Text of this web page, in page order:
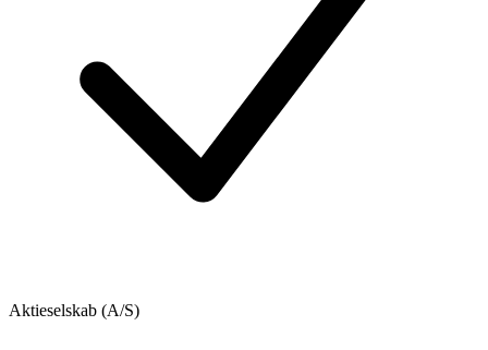
Aktieselskab (A/S)